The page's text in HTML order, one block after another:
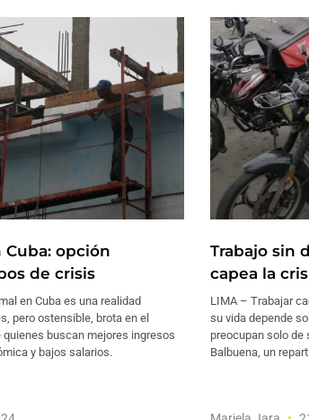
Cuba: opción
de crisis
en Cuba es una realidad
pero ostensible, brota en el
buscan mejores ingresos
y bajos salarios.
Trabajo sin
capea la
LIMA – Trabajar
su vida depende
preocupan solo de
Balbuena, un